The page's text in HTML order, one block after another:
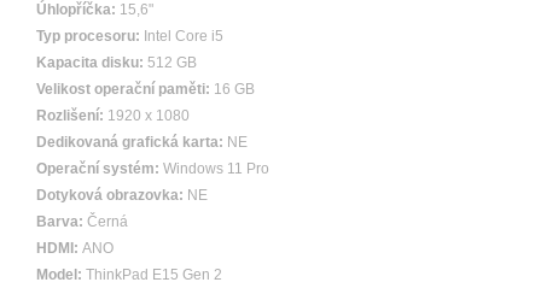
Úhlopříčka: 15,6"
Typ procesoru: Intel Core i5
Kapacita disku: 512 GB
Velikost operační paměti: 16 GB
Rozlišení: 1920 x 1080
Dedikovaná grafická karta: NE
Operační systém: Windows 11 Pro
Dotyková obrazovka: NE
Barva: Černá
HDMI: ANO
Model: ThinkPad E15 Gen 2